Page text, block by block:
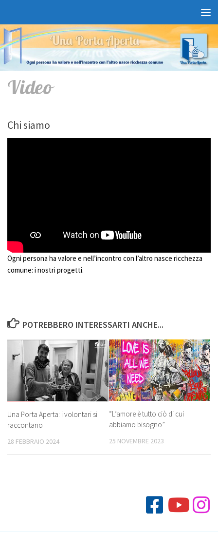
Video
Chi siamo
Ogni persona ha valore e nell’incontro con l’altro nasce ricchezza
comune: i nostri progetti.
POTREBBERO INTERESSARTI ANCHE...
Una Porta Aperta: i volontari si
raccontano
28 FEBBRAIO 2024
“L’amore è tutto ciò di cui
abbiamo bisogno”
25 NOVEMBRE 2023